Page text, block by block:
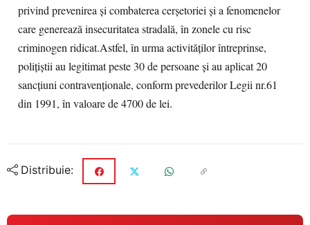
privind prevenirea și combaterea cerșetoriei și a fenomenelor
care generează insecuritatea stradală, în zonele cu risc
criminogen ridicat.Astfel, în urma activităților întreprinse,
polițiștii au legitimat peste 30 de persoane și au aplicat 20
sancțiuni contravenționale, conform prevederilor Legii nr.61
din 1991, în valoare de 4700 de lei.
Distribuie: